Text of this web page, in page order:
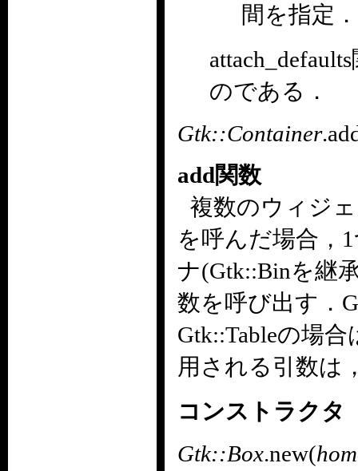
間を指定．
のである．
Gtk::Container
add関数
複数のウィジ
を呼んだ場合，
ナ(Gtk::Binを継
数を呼び出す．
Gtk::Tableの場
用される引数は
コンストラクタ
Gtk::Box.new(